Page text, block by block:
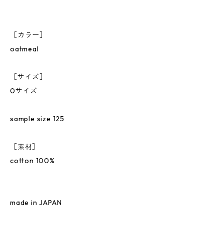
［カラー］
oatmeal
［サイズ］
0サイズ
sample size 125
［素材］
cotton 100%
made in JAPAN